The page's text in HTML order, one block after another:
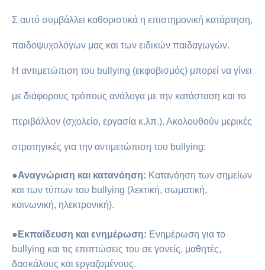
Σ αυτό συμβάλλει καθοριστικά η επιστημονική κατάρτηση,
παιδοψυχολόγων μας και των ειδικών παιδαγωγών.
Η αντιμετώπιση του bullying (εκφοβισμός) μπορεί να γίνει
με διάφορους τρόπους ανάλογα με την κατάσταση και το
περιβάλλον (σχολείο, εργασία κ.λπ.). Ακολουθούν μερικές
στρατηγικές για την αντιμετώπιση του bullying:
●Αναγνώριση και κατανόηση: Κατανόηση των σημείων
και των τύπων του bullying (λεκτική, σωματική,
κοινωνική, ηλεκτρονική).
● Εκπαίδευση και ενημέρωση: Ενημέρωση για το
bullying και τις επιπτώσεις του σε γονείς, μαθητές,
δασκάλους και εργαζομένους.